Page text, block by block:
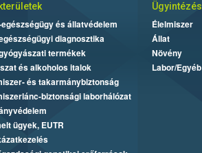
és állatvédelem
diagnosztika
termékek
és alkoholos italok
és takarmánybiztonság
biztonsági laborhálózat
ügyek, EUTR
Ügyintézés
Élelmiszer
Állat
Növény
Labor/Egyéb